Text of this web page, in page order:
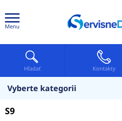
Menu
Hľadať Kontakty
Vyberte kategorii
S9